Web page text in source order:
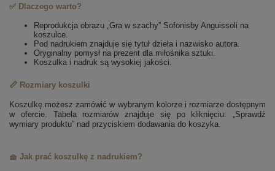
✅ Dlaczego warto?
Reprodukcja obrazu „Gra w szachy” Sofonisby Anguissoli na
koszulce.
Pod nadrukiem znajduje się tytuł dzieła i nazwisko autora.
Oryginalny pomysł na prezent dla miłośnika sztuki.
Koszulka i nadruk są wysokiej jakości.
📏 Rozmiary koszulki
Koszulkę możesz zamówić w wybranym kolorze i rozmiarze dostępnym
w ofercie. Tabela rozmiarów znajduje się po kliknięciu: „Sprawdź
wymiary produktu” nad przyciskiem dodawania do koszyka.
🧺 Jak prać koszulkę z nadrukiem?